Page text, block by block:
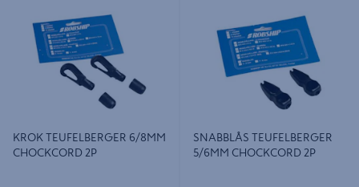
KROK TEUFELBERGER 6/8MM
CHOCKCORD 2P
SNABBLÅS TEUFELBERGER
5/6MM CHOCKCORD 2P